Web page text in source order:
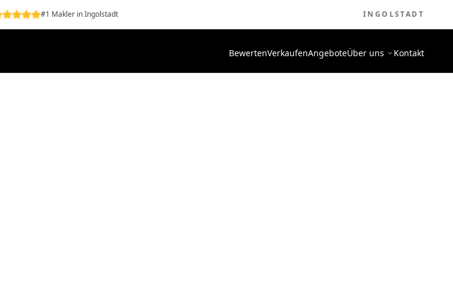
#1 Makler in Ingolstadt INGOLSTADT
BewertenVerkaufenAngeboteÜber uns Kontakt